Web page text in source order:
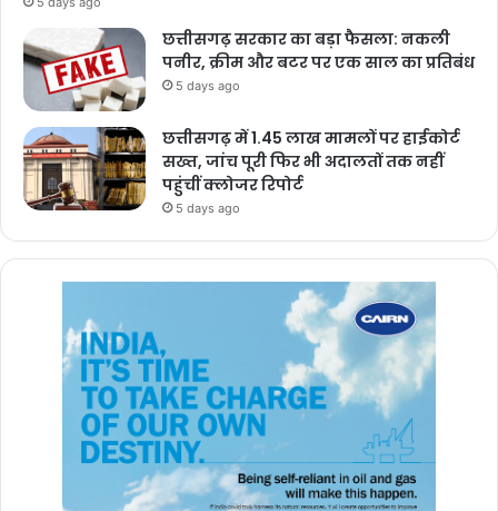
छत्तीसगढ़ सरकार का बड़ा फैसला: नकली
पनीर, क्रीम और बटर पर एक साल का प्रतिबंध
5 days ago
छत्तीसगढ़ में 1.45 लाख मामलों पर हाईकोर्ट
सख्त, जांच पूरी फिर भी अदालतों तक नहीं
पहुंचीं क्लोजर रिपोर्ट
5 days ago